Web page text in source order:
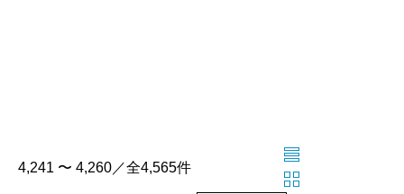
4,241 〜 4,260／全4,565件